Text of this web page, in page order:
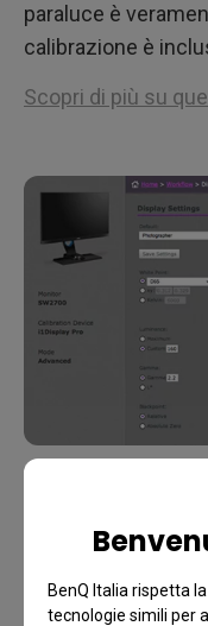
BenQ Italia rispetta
tecnologie simili per
paraluce è
calibrazione è
Scopri di più su